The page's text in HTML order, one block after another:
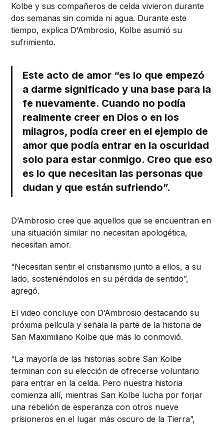
Kolbe y sus compañeros de celda vivieron durante
dos semanas sin comida ni agua. Durante este
tiempo, explica D’Ambrosio, Kolbe asumió su
sufrimiento.
Este acto de amor “es lo que empezó
a darme significado y una base para la
fe nuevamente. Cuando no podía
realmente creer en Dios o en los
milagros, podía creer en el ejemplo de
amor que podía entrar en la oscuridad
solo para estar conmigo. Creo que eso
es lo que necesitan las personas que
dudan y que están sufriendo”.
D’Ambrosio cree que aquellos que se encuentran en
una situación similar no necesitan apologética,
necesitan amor.
“Necesitan sentir el cristianismo junto a ellos, a su
lado, sosteniéndolos en su pérdida de sentido”,
agregó.
El video concluye con D’Ambrosio destacando su
próxima película y señala la parte de la historia de
San Maximiliano Kolbe que más lo conmovió.
“La mayoría de las historias sobre San Kolbe
terminan con su elección de ofrecerse voluntario
para entrar en la celda. Pero nuestra historia
comienza allí, mientras San Kolbe lucha por forjar
una rebelión de esperanza con otros nueve
prisioneros en el lugar más oscuro de la Tierra”,